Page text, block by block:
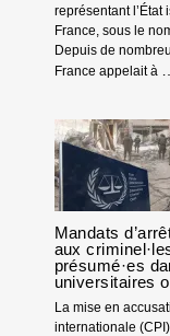
représentant l’État
France, sous le
Depuis de
France appelait à
Mandats
aux
présumé·es
universitaires
La mise en
internationale